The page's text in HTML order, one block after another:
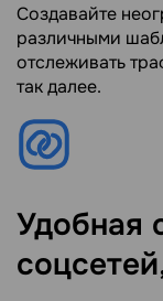
Создавайте
различными
отслеживать
так далее.
Удобная